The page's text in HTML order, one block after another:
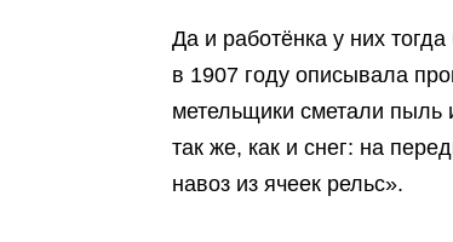
Да и работёнка у них
в 1907 году описывала
метельщики сметали пыль
так же, как и снег: на
навоз из ячеек рельс».